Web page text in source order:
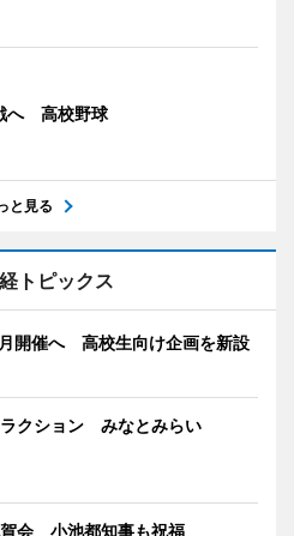
へ 高校野球
と見る
トピックス
開催へ 高校生向け企画を新設
クション みなとみらい
会 小池都知事も祝福